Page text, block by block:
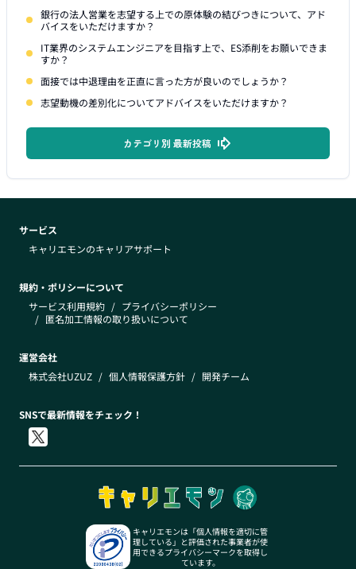
銀行の法人営業を志望する上での原体験の結びつきについて、アド
バイスをいただけますか？
IT業界のシステムエンジニアを目指す上で、ES添削をお願いできま
すか？
面接では中退理由を正直に言った方が良いのでしょうか？
志望動機の差別化についてアドバイスをいただけますか？
カテゴリ別 最新投稿
サービス
キャリエモンのキャリアサポート
規約・ポリシーについて
サービス利用規約 / プライバシーポリシー
/ 匿名加工情報の取り扱いについて
運営会社
株式会社UZUZ / 個人情報保護方針 / 開発チーム
SNSで最新情報をチェック！
キャリエモンは「個人情報を適切に管
理している」と評価された事業者が使
用できるプライバシーマークを取得し
ています。